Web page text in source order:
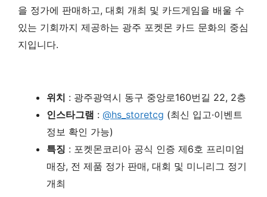
을 정가에 판매하고, 대회 개최 및 카드게임을 배울 수
있는 기회까지 제공하는 광주 포켓몬 카드 문화의 중심
지입니다.
위치 : 광주광역시 동구 중앙로160번길 22, 2층
인스타그램 : @hs_storetcg (최신 입고·이벤트
정보 확인 가능)
특징 : 포켓몬코리아 공식 인증 제6호 프리미엄
매장, 전 제품 정가 판매, 대회 및 미니리그 정기
개최